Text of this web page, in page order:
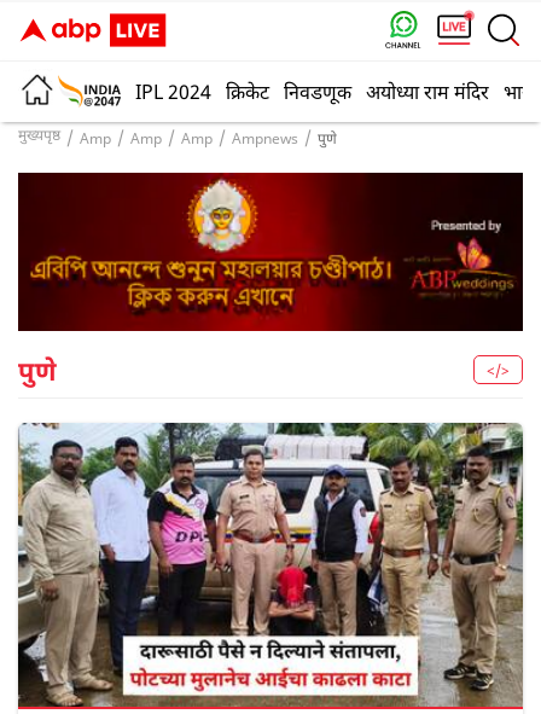
IPL 2024 क्रिकेट निवडणूक अयोध्या राम मंदिर भारत
मुख्यपृष्ठ Amp Amp Amp Ampnews पुणे
पुणे </>